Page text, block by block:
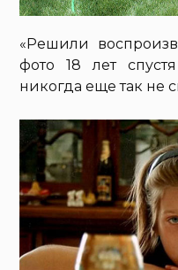
«Решили
фото 18 лет
никогда еще так не